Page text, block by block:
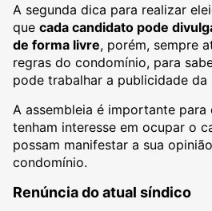
A segunda dica para realizar
que cada candidato pode
de forma livre, porém, sempre
regras do condomínio, para
pode trabalhar a publicidade da
A assembleia é importante
tenham interesse em ocupar o
possam manifestar a sua
condomínio.
Renúncia do atual síndico